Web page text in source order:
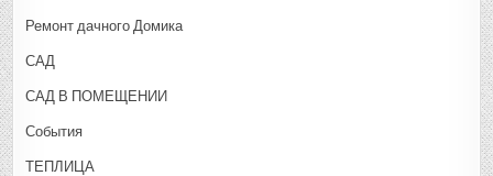
Ремонт дачного Домика
САД
САД В ПОМЕЩЕНИИ
События
ТЕПЛИЦА